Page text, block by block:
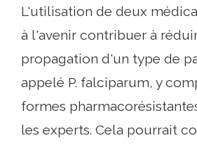
L'utilisation de deux
à l'avenir contribuer à
propagation d'un type de
appelé P. falciparum, y
formes
les experts. Cela pourrait